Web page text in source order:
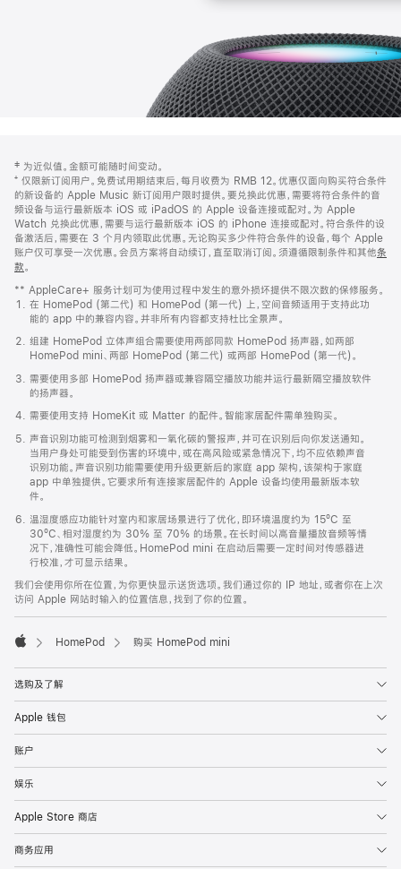
页
页
脚
注
‡ 为近似值。金额可能随时间变动。
⁺ 仅限新订阅用户。免费试用期结束后，每月收费为 RMB 12。优惠仅面向购买符合条件
的新设备的 Apple Music 新订阅用户限时提供。要兑换此优惠，需要将符合条件的音
频设备与运行最新版本 iOS 或 iPadOS 的 Apple 设备连接或配对。为 Apple
Watch 兑换此优惠，需要与运行最新版本 iOS 的 iPhone 连接或配对。符合条件的设
备激活后，需要在 3 个月内领取此优惠。无论购买多少件符合条件的设备，每个 Apple
账户仅可享受一次优惠。会员方案将自动续订，直至取消订阅。须遵循限制条件和其他条
款。
窗
口
中
打
开)
** AppleCare+ 服务计划可为使用过程中发生的意外损坏提供不限次数的保修服务。
在 HomePod (第二代) 和 HomePod (第一代) 上，空间音频适用于支持此功
能的 app 中的兼容内容。并非所有内容都支持杜比全景声。
组建 HomePod 立体声组合需要使用两部同款 HomePod 扬声器，如两部
HomePod mini、两部 HomePod (第二代) 或两部 HomePod (第一代)。
需要使用多部 HomePod 扬声器或兼容隔空播放功能并运行最新隔空播放软件
的扬声器。
需要使用支持 HomeKit 或 Matter 的配件。智能家居配件需单独购买。
声音识别功能可检测到烟雾和一氧化碳的警报声，并可在识别后向你发送通知。
当用户身处可能受到伤害的环境中，或在高风险或紧急情况下，均不应依赖声音
识别功能。声音识别功能需要使用升级更新后的家庭 app 架构，该架构于家庭
app 中单独提供。它要求所有连接家居配件的 Apple 设备均使用最新版本软
件。
温湿度感应功能针对室内和家居场景进行了优化，即环境温度约为 15ºC 至
30ºC、相对湿度约为 30% 至 70% 的场景。在长时间以高音量播放音频等情
况下，准确性可能会降低。HomePod mini 在启动后需要一定时间对传感器进
行校准，才可显示结果。
我们会使用你所在位置，为你更快显示送货选项。我们通过你的 IP 地址，或者你在上次
访问 Apple 网站时输入的位置信息，找到了你的位置。
HomePod 购买 HomePod mini
选购及了解
Apple 钱包
账户
娱乐
Apple Store 商店
商务应用